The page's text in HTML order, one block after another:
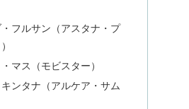
フルサン（アスタナ・プ
マス（モビスター）
ンタナ（アルケア・サム